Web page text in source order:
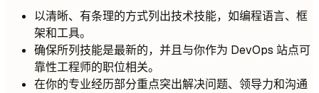
以清晰、有条理的方式列出技术技能，如编程语言、框
架和工具。
确保所列技能是最新的，并且与你作为 DevOps 站点可
靠性工程师的职位相关。
在你的专业经历部分重点突出解决问题、领导力和沟通